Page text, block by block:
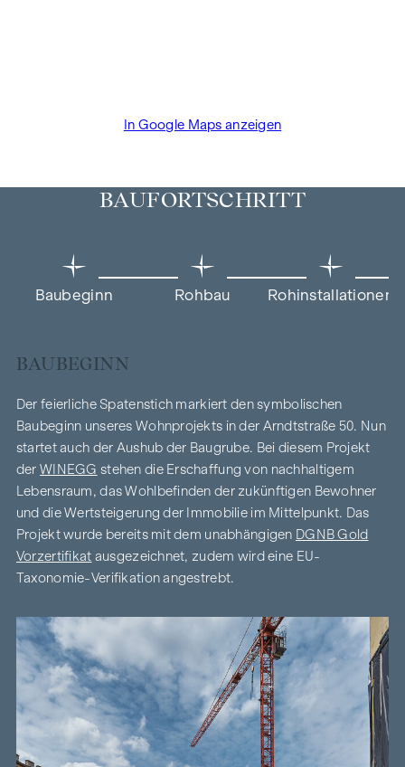
In Google Maps anzeigen
BAUFORTSCHRITT
Baubeginn Rohbau Rohinstallationen
BAUBEGINN
Der feierliche Spatenstich markiert den symbolischen
Baubeginn unseres Wohnprojekts in der Arndtstraße 50. Nun
startet auch der Aushub der Baugrube. Bei diesem Projekt
derWINEGG stehen die Erschaffung von nachhaltigem
Lebensraum, das Wohlbefinden der zukünftigen Bewohner
und die Wertsteigerung der Immobilie im Mittelpunkt. Das
Projekt wurde bereits mit dem unabhängigen DGNB Gold
Vorzertifikat ausgezeichnet, zudem wird eine EU-
Taxonomie-Verifikation angestrebt.